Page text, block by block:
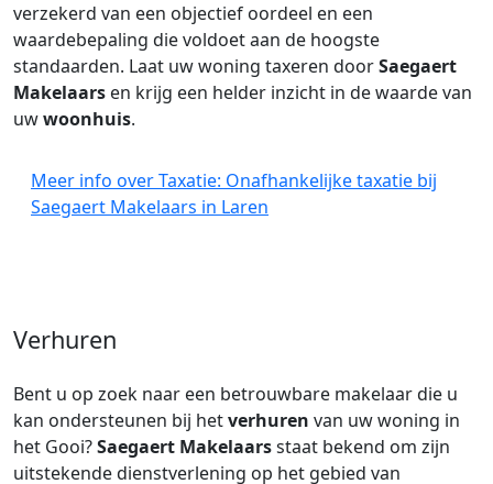
verzekerd van een objectief oordeel en een
waardebepaling die voldoet aan de hoogste
standaarden. Laat uw woning taxeren doorSaegaert
Makelaars en krijg een helder inzicht in de waarde van
uwwoonhuis.
Meer info over Taxatie: Onafhankelijke taxatie bij
Saegaert Makelaars in Laren
Verhuren
Bent u op zoek naar een betrouwbare makelaar die u
kan ondersteunen bij hetverhuren van uw woning in
het Gooi?Saegaert Makelaarsstaat bekend om zijn
uitstekende dienstverlening op het gebied van